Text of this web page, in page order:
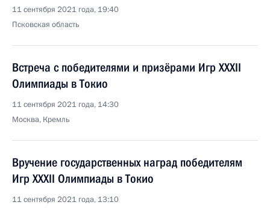
11 сентября 2021 года, 19:40
Псковская область
Встреча с победителями и призёрами Игр XXXII
Олимпиады в Токио
11 сентября 2021 года, 14:30
Москва, Кремль
Вручение государственных наград победителям
Игр XXXII Олимпиады в Токио
11 сентября 2021 года, 13:10